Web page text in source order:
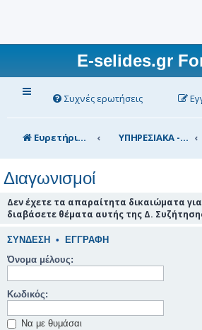
E-selides.gr
Συχνές ερωτήσεις
Ευρετήριο Δ. Συζήτησης ΥΠΗΡΕΣΙΑΚΑ - ΣΥΖΗΤΗΣΕΙΣ (για τα μέλη)
Διαγωνισμοί
Δεν έχετε τα απαραίτητα δικαιώματα
διαβάσετε θέματα αυτής της Δ.
ΣΎΝΔΕΣΗ • ΕΓΓΡΑΦΉ
Όνομα μέλους:
Κωδικός:
Να με θυμάσαι